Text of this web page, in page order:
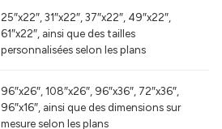
25″x22″, 31″x22″, 37″x22″, 49″x22″,
61″x22″, ainsi que des tailles
personnalisées selon les plans
96″x26″, 108″x26″, 96″x36″, 72″x36″,
96″x16″, ainsi que des dimensions sur
mesure selon les plans